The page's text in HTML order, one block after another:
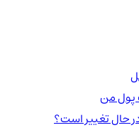
من
حال تغییر است؟